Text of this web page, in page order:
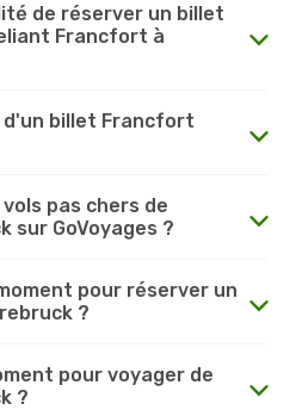
de réserver un billet
Francfort à
d'un billet Francfort
pas chers de
sur GoVoyages ?
pour réserver un
?
pour voyager de
?